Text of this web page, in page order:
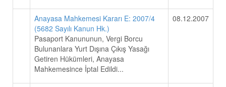
Anayasa Mahkemesi Kararı E: 2007/4
(5682 Sayılı Kanun Hk.)
Pasaport Kanununun, Vergi Borcu
Bulunanlara Yurt Dışına Çıkış Yasağı
Getiren Hükümleri, Anayasa
Mahkemesince İptal Edildi...
08.12.2007